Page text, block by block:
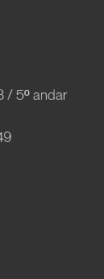
/ 5º andar